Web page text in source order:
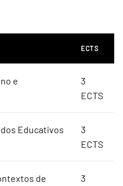
ECTS
e
3
ECTS
Educativos
3
ECTS
de
3